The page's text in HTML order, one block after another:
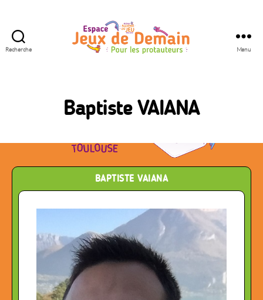
Recherche
Demain
Menu
Baptiste VAIANA
BAPTISTE VAIANA